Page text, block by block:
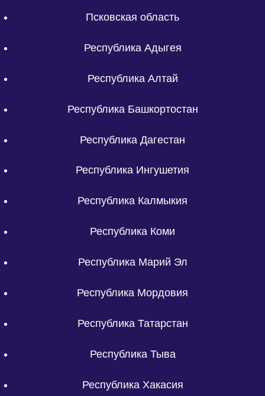
Псковская область
Республика Адыгея
Республика Алтай
Республика Башкортостан
Республика Дагестан
Республика Ингушетия
Республика Калмыкия
Республика Коми
Республика Марий Эл
Республика Мордовия
Республика Татарстан
Республика Тыва
Республика Хакасия